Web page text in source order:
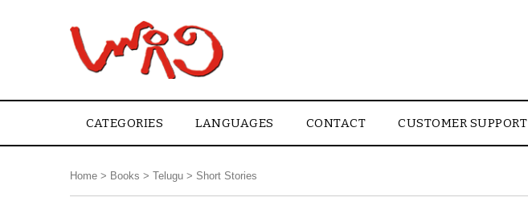
CATEGORIES LANGUAGES CONTACT CUSTOMER SUPPORT
Home > Books > Telugu > Short Stories